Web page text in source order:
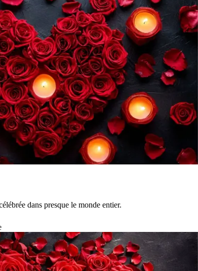
dans presque le monde entier.